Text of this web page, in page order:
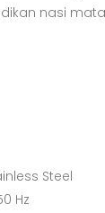
nasi
Steel
Hz